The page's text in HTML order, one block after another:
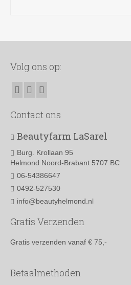
Volg ons op:
Contact ons
Beautyfarm LaSarel
Burg. Krollaan 95
Helmond Noord-Brabant 5707 BC
06-54386647
0492-527530
info@beautyhelmond.nl
Gratis Verzenden
Gratis verzenden vanaf € 75,-
Betaalmethoden